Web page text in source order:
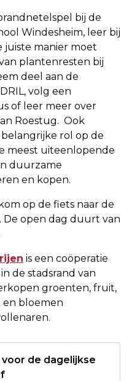
bij de
Windesheim, leer bij
juiste manier moet
plantenresten bij
deel aan de
volg een
of leer meer over
Roestug. Ook
rol op de
meest uiteenlopende
duurzame
en kopen.
op de fiets naar de
De open dag duurt van
is een coöperatie
de stadsrand van
groenten, fruit,
en bloemen
voor de dagelijkse